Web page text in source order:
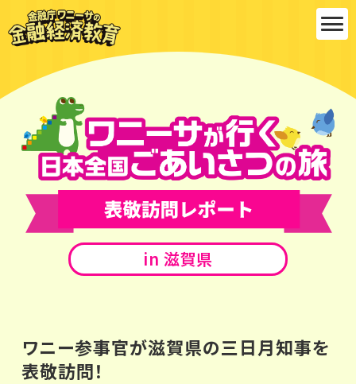
金融庁ワ
ニーサの
金融経済
教育
ワニーサが行く 日本全国ごあいさつの
旅
表敬訪問レポート
in 滋賀県
ワニー参事官が滋賀県の三日月知事を
表敬訪問！